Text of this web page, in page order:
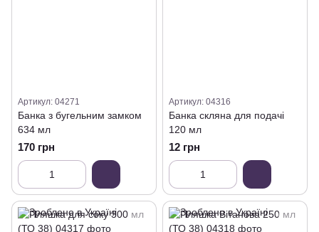
Артикул: 04271
Банка з бугельним замком
634 мл
170 грн
Артикул: 04316
Банка скляна для подачі
120 мл
12 грн